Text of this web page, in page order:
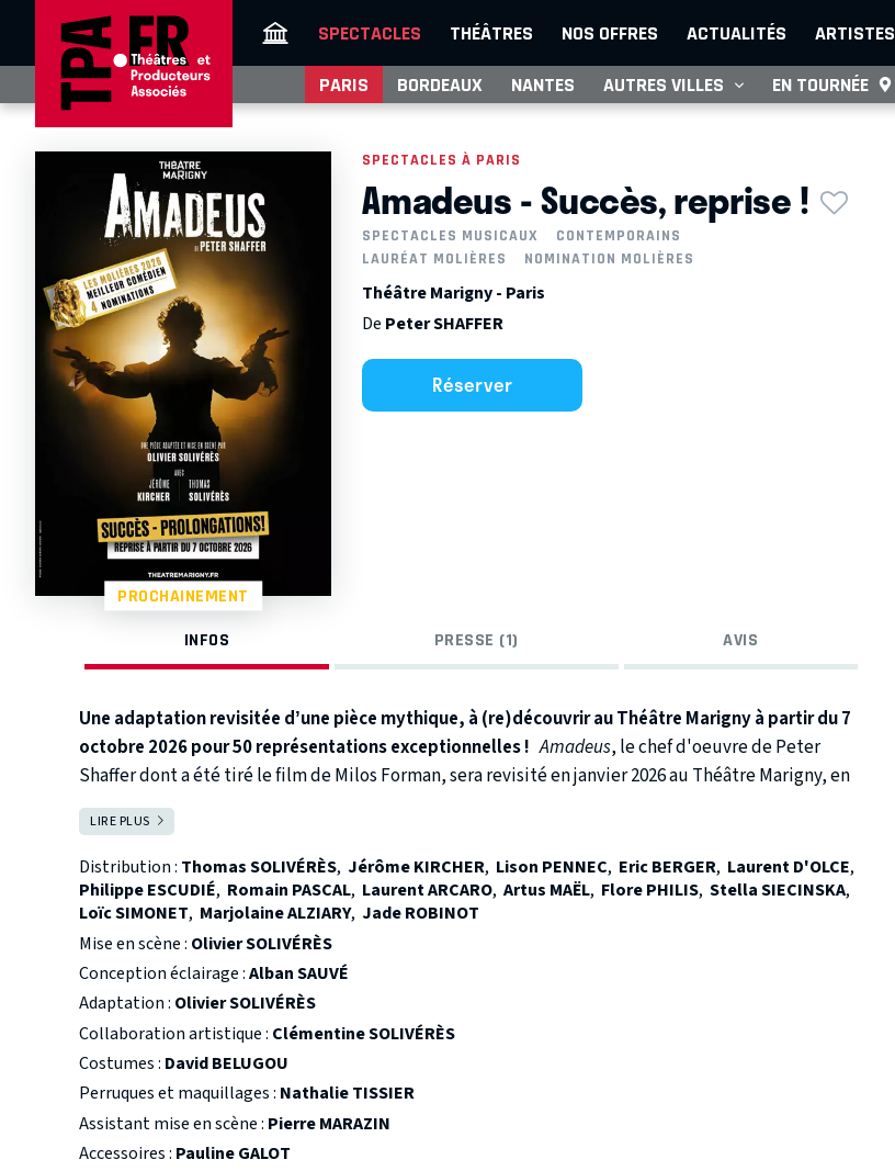
SPECTACLES THÉÂTRES NOS OFFRES ACTUALITÉS ARTISTES
PARIS BORDEAUX NANTES AUTRES VILLES EN TOURNÉE
PROCHAINEMENT
SPECTACLES À PARIS
Amadeus - Succès, reprise !
SPECTACLES MUSICAUX
CONTEMPORAINS
LAURÉAT MOLIÈRES
NOMINATION MOLIÈRES
Théâtre Marigny - Paris
De Peter SHAFFER
Réserver
INFOS PRESSE (1) AVIS
Une adaptation revisitée d’une pièce mythique, à (re)découvrir au Théâtre Marigny à partir du 7
octobre 2026 pour 50 représentations exceptionnelles ! Amadeus, le chef d'oeuvre de Peter
Shaffer dont a été tiré le film de Milos Forman, sera revisité en janvier 2026 au Théâtre Marigny, en
un spectacle grandiose, haletant et déjanté, porté par une troupe de 14 comédiens
Vienne. 2 novembre 1823. Un vieil homme prétend avoir tué Mozart il y a 32 ans. Son nom : Antonio
Salieri. Compositeur officiel de l’Empereur. Serviteur de Dieu. À qui tout réussit.
Jusqu’au jour où il rencontre un prodige fulgurant, insolent, obscène, incontrôlable… mais
traversé par une musique d’une pureté divine : Wolfgang Amadeus Mozart !
Face à un tel talent, Salieri se laisse dévorer par la jalousie et l'admiration et n’aura plus qu’un
seul but : faire taire Mozart. Commence alors un affrontement vertigineux entre un homme
ordinaire et un génie éternel. Prouvant à tous à quel point l'être humain est capable du meilleur
comme du pire.
LES MOLIÈRES 2026 : 4 Nominations - Meilleur comédien – Jérome Kircher
LIRE PLUS
Distribution : Thomas SOLIVÉRÈS, Jérôme KIRCHER, Lison PENNEC, Eric BERGER, Laurent D'OLCE,
Philippe ESCUDIÉ, Romain PASCAL, Laurent ARCARO, Artus MAËL, Flore PHILIS, Stella SIECINSKA,
Loïc SIMONET, Marjolaine ALZIARY, Jade ROBINOT
Mise en scène : Olivier SOLIVÉRÈS
Conception éclairage :Alban SAUVÉ
Adaptation : Olivier SOLIVÉRÈS
Collaboration artistique : Clémentine SOLIVÉRÈS
Costumes : David BELUGOU
Perruques et maquillages : Nathalie TISSIER
Assistant mise en scène : Pierre MARAZIN
Accessoires : Pauline GALOT